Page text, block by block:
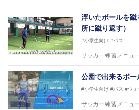
JFA公認A級コーチジェネラ
ットサルB級コーチライセン
横山 哲久
【指導歴】
ASV ペスカドーラ町田 監
日本サッカー協会公認B級
協会公認フットサルB級ラ
※全コーチボンフィンサッ
浮いたボールを
所に蹴り返す）
#小学生向け #パス
サッカー練習メニュ
公園で出来るボー
#小学生向け #パス #ウォ
サッカー練習メニュ